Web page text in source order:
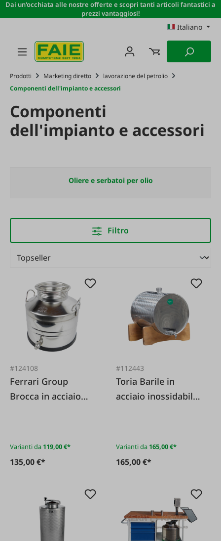
Passa al contenuto principale
Dai un'occhiata alle nostre offerte e scopri tanti articoli fantastici a
prezzi vantaggiosi!
Italiano
Prodotti Marketing diretto
lavorazione del petrolio
Componenti dell'impianto e accessori
Componenti
dell'impianto e accessori
Oliere e serbatoi per olio
Filtro
#124108
Ferrari Group
Brocca in acciaio
Varianti da 119,00 €*
135,00 €*
#112443
Toria Barile in
acciaio inossidabile
Varianti da 165,00 €*
165,00 €*